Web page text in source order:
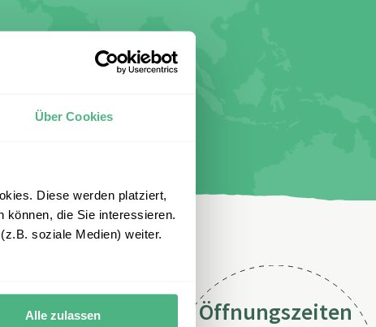
Über Cookies
Diese werden platziert,
können, die Sie interessieren.
soziale Medien) weiter.
Alle zulassen Öffnungszeiten